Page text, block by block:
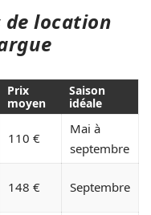
de location
Prix
moyen
Saison
idéale
110 €
Mai à
septembre
148 € Septembre